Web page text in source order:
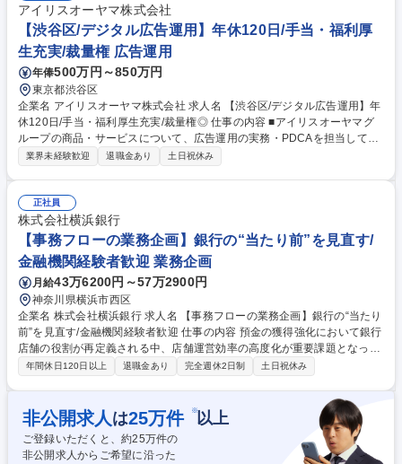
ケーション開発 ■Android／iOS上に実装するアプリ開発検証業務 【3】S
B通信事業を中心とした品質管理、ハードウェア品質保証 ■市場品質状況
の監視、PL・法令対応 募集職種 【デバイス開発エンジニア】オープンポ
ジション
アイリスオーヤマ株式会社
【渋谷区/デジタル広告運用】年休120日/手当・福利厚
生充実/裁量権 広告運用
年俸500万円～850万円
東京都渋谷区
企業名 アイリスオーヤマ株式会社 求人名 【渋谷区/デジタル広告運用】年
休120日/手当・福利厚生充実/裁量権◎ 仕事の内容 ■アイリスオーヤマグ
ループの商品・サービスについて、広告運用の実務・PDCAを担当してい
ただきます。ご希望やキャリアに応じ、運用チームのマネジメントも担務
す【主な業務内容】・プロモーション／広告方針の戦略立案と推進 ・検索
広告やディスプレイネットワーク広告、SNS広告などデジタル広告領域の
配信設計、設定 ・広告配信結果の分析及び改善施策の立案・実行 ・社内
外のディレクションを含む改善施策の実行、等の業務をお任せします。 募
集職種 【渋谷区/デジタル広告運用】年休120日/手当・福利厚生充実/裁量
権◎
業界未経験歓迎 退職金あり 土日祝休み
正社員
株式会社横浜銀行
【事務フローの業務企画】銀行の“当たり前”を見直す/
金融機関経験者歓迎 業務企画
月給43万6200円～57万2900円
神奈川県横浜市西区
企業名 株式会社横浜銀行 求人名 【事務フローの業務企画】銀行の“当たり
前”を見直す/金融機関経験者歓迎 仕事の内容 預金の獲得強化において銀行
店舗の役割が再定義される中、店舗運営効率の高度化が重要課題となって
おり、現在、チャネル戦略を部門横断で推進しています 本戦略をリード
具体的には、「店頭タブレット活用」「ペーパーレス化」「キャッシュレ
ス化」「自動処理・リアルタイム本部集中」を軸に、事務効率化と二線業
務の削減を推進。業務プロセスの簡素化・システム化に向けた企画立案を
担います。 募集職種 【事務フローの業務企画】銀行の“当たり前”を見直
す/金融機関経験者歓迎
年間休日120日以上 退職金あり 完全週休2日制 土日祝休み
非公開求人 は25万件 ※以上
ご登録いただくと、約25万件の
非公開求人からご希望に沿った